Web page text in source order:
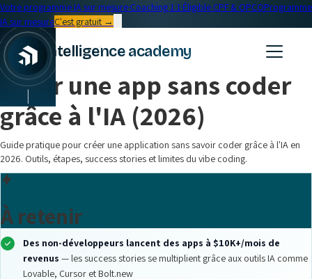
|
Votre programme IA sur mesure·Coaching 1:1·Éligible CPF & OPCOProgramme
IA sur mesureC'est gratuit →
intelligence academy
← Blog
Formation IA• 14 min read
Créer une app sans coder
grâce à l'IA (2026)
Guide pratique pour créer une application sans savoir coder grâce à l'IA en
2026. Outils, étapes, success stories et limites du vibe coding.
À retenir
Des non-développeurs lancent des apps à $10K+/mois de
revenus — les success stories se multiplient grâce aux outils IA comme
Lovable, Cursor et Bolt.new